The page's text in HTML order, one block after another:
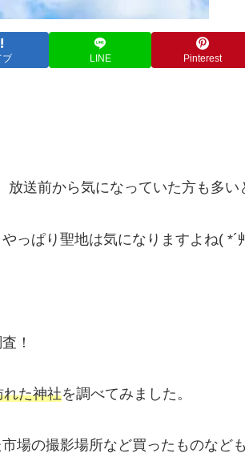
ブ LINE Pinterest
送前から気になっていた方も多い
っぱり聖地は気になりますよね( *´
！
れた神社を調べてみました。
場の撮影場所など買ったものなど